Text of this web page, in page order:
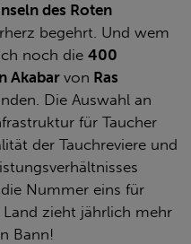
des Roten
begehrt. Und wem
noch die 400
Akabar von Ras
Die Auswahl an
für Taucher
der Tauchreviere und
Nummer eins für
Land zieht jährlich mehr
Bann!